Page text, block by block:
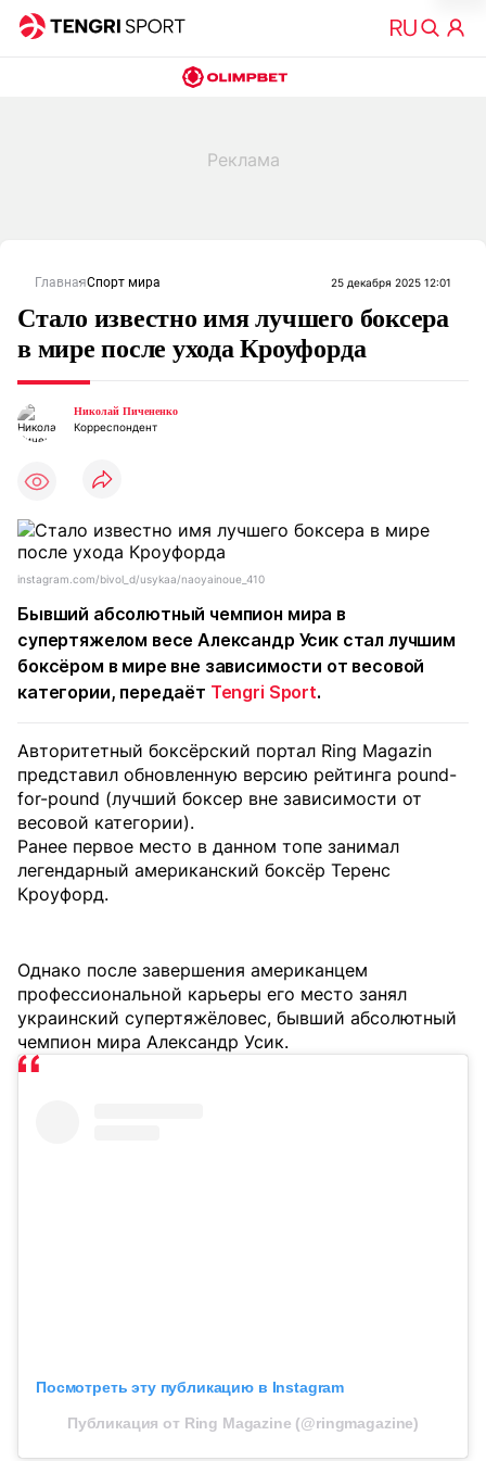
ГлавнаяСпорт мира 25 декабря 2025 12:01
Стало известно имя лучшего боксера
в мире после ухода Кроуфорда
Николай Пичененко
Корреспондент
instagram.com/bivol_d/usykaa/naoyainoue_410
Бывший абсолютный чемпион мира в
супертяжелом весе Александр Усик стал лучшим
боксёром в мире вне зависимости от весовой
категории, передаёт Tengri Sport.
Авторитетный боксёрский портал Ring Magazin
представил обновленную версию рейтинга pound-
for-pound (лучший боксер вне зависимости от
весовой категории).
Ранее первое место в данном топе занимал
легендарный американский боксёр Теренс
Кроуфорд.
Однако после завершения американцем
профессиональной карьеры его место занял
украинский супертяжёловес, бывший абсолютный
чемпион мира Александр Усик.
Посмотреть эту публикацию в Instagram
Публикация от Ring Magazine (@ringmagazine)